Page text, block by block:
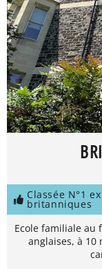
Classée N°1
britanniques
Ecole familiale au
anglaises, à